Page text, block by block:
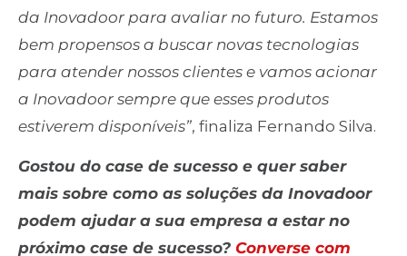
da Inovadoor para avaliar no futuro. Estamos
bem propensos a buscar novas tecnologias
para atender nossos clientes e vamos acionar
a Inovadoor sempre que esses produtos
estiverem disponíveis”, finaliza Fernando Silva.
Gostou do case de sucesso e quer saber
mais sobre como as soluções da Inovadoor
podem ajudar a sua empresa a estar no
próximo case de sucesso? Converse com